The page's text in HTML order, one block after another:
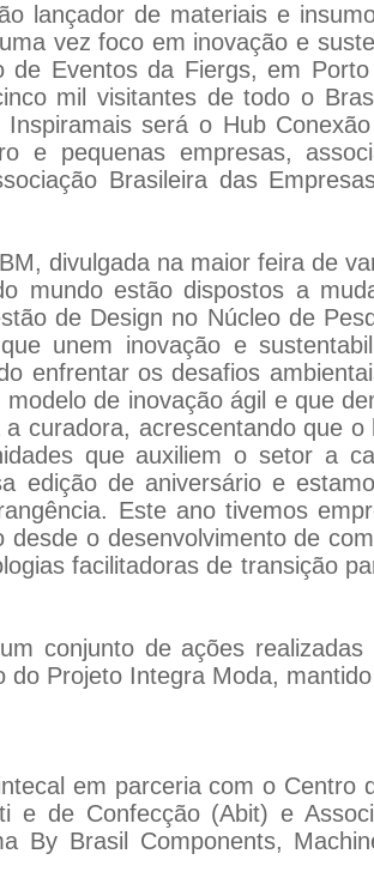
lançador de materiais e
vez foco em inovação e
Eventos da Fiergs, em
mil visitantes de todo o
será o Hub
e pequenas empresas,
Brasileira das
divulgada na maior feira de
mundo estão dispostos a
de Design no Núcleo de
unem inovação e
enfrentar os desafios
de inovação ágil e que
curadora, acrescentando que
que auxiliem o setor a
edição de aniversário e
Este ano tivemos
o desenvolvimento de
facilitadoras de transição
conjunto de ações
Projeto Integra Moda,
em parceria com o Centro
e de Confecção (Abit) e
By Brasil Components,